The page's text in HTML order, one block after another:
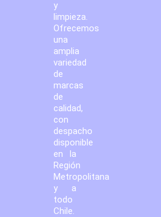
y
limpieza.
Ofrecemos
una
amplia
variedad
de
marcas
de
calidad,
con
despacho
disponible
en la
Región
Metropolitana
y a
todo
Chile.